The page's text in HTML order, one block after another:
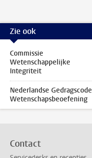
Zie ook
Commissie
Wetenschappelijke
Integriteit
Nederlandse Gedragscode
Wetenschapsbeoefening
Contact